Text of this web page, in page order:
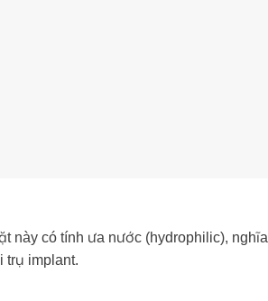
có tính ưa nước (hydrophilic),
trụ implant.